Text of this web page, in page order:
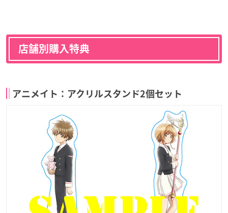
店舗別購入特典
アニメイト：アクリルスタンド2個セット